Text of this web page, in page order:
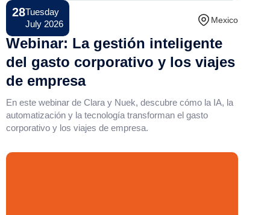
28Tuesday
July 2026
Conference Mexico
Webinar: La gestión inteligente
del gasto corporativo y los viajes
de empresa
En este webinar de Clara y Nuek, descubre cómo la IA, la
automatización y la tecnología transforman el gasto
corporativo y los viajes de empresa.